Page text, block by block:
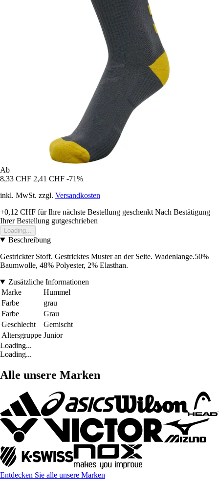
Ab
8,33 CHF 2,41 CHF -71%
inkl. MwSt. zzgl. Versandkosten
+0,12 CHF für Ihre nächste Bestellung geschenkt Nach Bestätigung
Ihrer Bestellung gutgeschrieben
Loading...
Beschreibung
Gestrickter Stoff. Gestricktes Muster an der Seite. Wadenlange.50%
Baumwolle, 48% Polyester, 2% Elasthan.
Zusätzliche Informationen
Marke
Hummel
Farbe
grau
Farbe
Grau
Geschlecht
Gemischt
Altersgruppe Junior
Loading...
Loading...
Alle unsere Marken
Entdecken Sie alle unsere Marken